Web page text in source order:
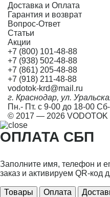
Доставка и Оплата
Гарантия и возврат
Вопрос-Ответ
Статьи
Акции
+7 (800) 101-48-88
+7 (938) 502-48-88
+7 (861) 205-48-88
+7 (918) 211-48-88
vodotok-krd@mail.ru
г. Краснодар, ул.
Пн.- Пт. с 9-00 до 18-00
© 2017 — 2026 VODOTOK
ОПЛАТА СБП
Заполните имя, телефон и
заказ и активируем QR-код
Товары Оплата